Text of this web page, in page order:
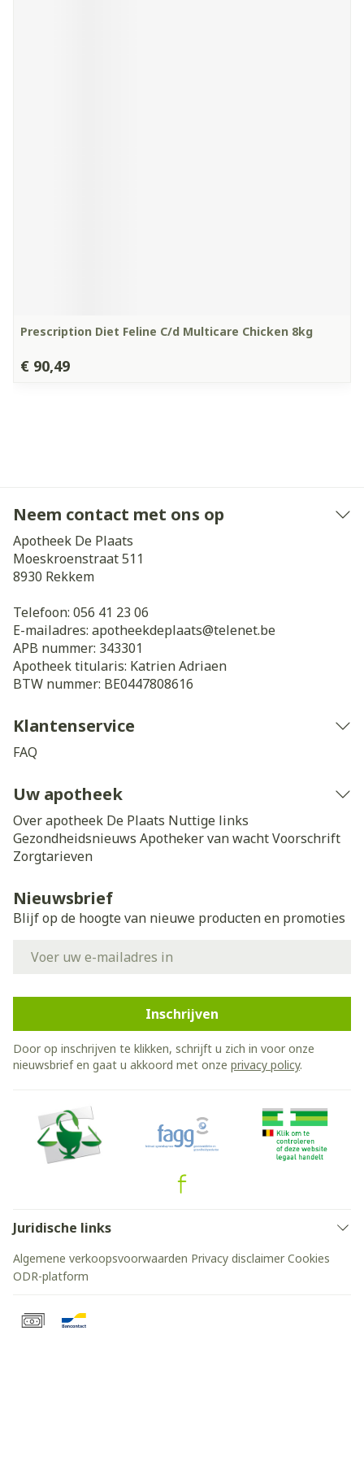
Prescription Diet Feline C/d Multicare Chicken 8kg
€ 90,49
Neem contact met ons op
Apotheek De Plaats
Moeskroenstraat 511
8930 Rekkem
Telefoon: 056 41 23 06
E-mailadres: apotheekdeplaats@telenet.be
APB nummer: 343301
Apotheek titularis: Katrien Adriaen
BTW nummer: BE0447808616
Klantenservice
FAQ
Uw apotheek
Over apotheek De Plaats Nuttige links
Gezondheidsnieuws Apotheker van wachtVoorschrift
Zorgtarieven
Nieuwsbrief
Blijf op de hoogte van nieuwe producten en promoties
Inschrijven
Door op inschrijven te klikken, schrijft u zich in voor onze
nieuwsbrief en gaat u akkoord met onze privacy policy.
Juridische links
Algemene verkoopsvoorwaarden Privacy disclaimer Cookies
ODR-platform